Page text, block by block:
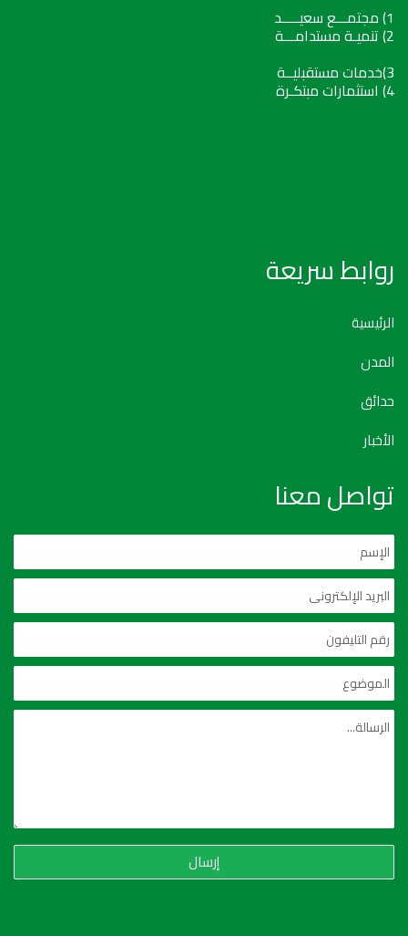
1) مجتمـــع سعيـــــد
2) تنميـة مستدامـــة
3)خدمات مستقبليــة
4) استثمارات مبتكـرة
روابط سريعة
الرئيسية
المدن
حدائق
الأخبار
تواصل معنا
إرسال